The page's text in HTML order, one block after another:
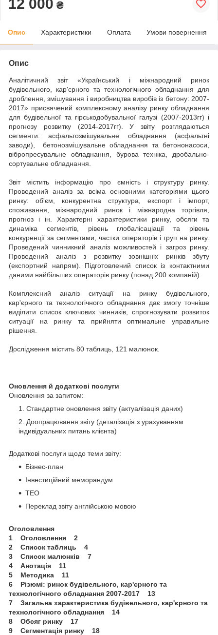
12 000 ₴
Опис Характеристики Оплата Умови повернення
Опис
Аналітичний звіт «Український і міжнародний ринок
будівельного, кар'єрного та технологічного обладнання для
дроблення, змішування і виробництва виробів із бетону: 2007-
2017» присвячений комплексному аналізу ринку обладнання
для будівельної та гірськодобувальної галузі (2007-2013гг) і
прогнозу розвитку (2014-2017гг). У звіту розглядаються
сегменти: асфальтозмішувальне обладнання (асфальтні
заводи), бетонозмішувальне обладнання та бетононасоси,
вібропресувальне обладнання, бурова техніка, дробально-
сортувальне обладнання.
Звіт містить інформацію про ємність і структуру ринку.
Проведений аналіз за всіма основними категоріями цього
ринку: об'єм, конкурентна структура, експорт і імпорт,
споживання, міжнародний ринок і міжнародна торгівля,
прогноз і ін. Характерні характеристики ринку, обсяги та
динаміка сегментів, рівень глобалісаціації та рівень
конкуренції за сегментами, частки операторів і груп на ринку.
Проведений чинникний аналіз можливостей і загроз ринку.
Проведений аналіз з розвитку зовнішніх ринків збуту
(експортний напрям). Підготовлений список із контактними
даними найбільших операторів ринку (понад 200 компаній).
Комплексний аналіз ситуації на ринку будівельного,
кар'єрного та технологічного обладнання дає змогу точніше
виділити список ключових чинників, спрогнозувати розвиток
ситуації на ринку та прийняти оптимальне управильне
рішення.
Дослідження містить 80 таблиць, 121 малюнок.
Оновлення й додаткові послуги
Оновлення за запитом:
Стандартне оновлення звіту (актуалізація даних)
Доопрацювання звіту (деталізація з урахуванням
індивідуальних питань клієнта)
Додаткові послуги щодо теми звіту:
Бізнес-план
Інвестиційний меморандум
ТЕО
Переклад звіту англійською мовою
Оголовлення
1 Оголовлення 2
2 Список таблиць 4
3 Список малюнків 7
4 Анотація 11
5 Методика 11
6 Різюмі: ринок будівельного, кар'єрного та
технологічного обладнання 2007-2017 13
7 Загальна характеристика будівельного, кар'єрного та
технологічного обладнання 14
8 Обсяг ринку 17
9 Сегментація ринку 18